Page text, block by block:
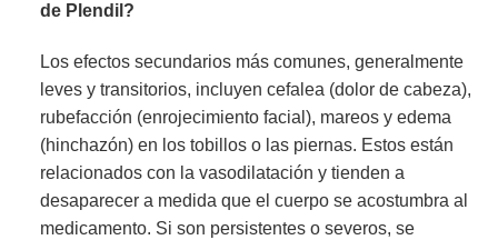
de Plendil ?
Los efectos secundarios más comunes, generalmente
leves y transitorios, incluyen cefalea (dolor de cabeza),
rubefacción (enrojecimiento facial), mareos y edema
(hinchazón) en los tobillos o las piernas. Estos están
relacionados con la vasodilatación y tienden a
desaparecer a medida que el cuerpo se acostumbra al
medicamento. Si son persistentes o severos, se